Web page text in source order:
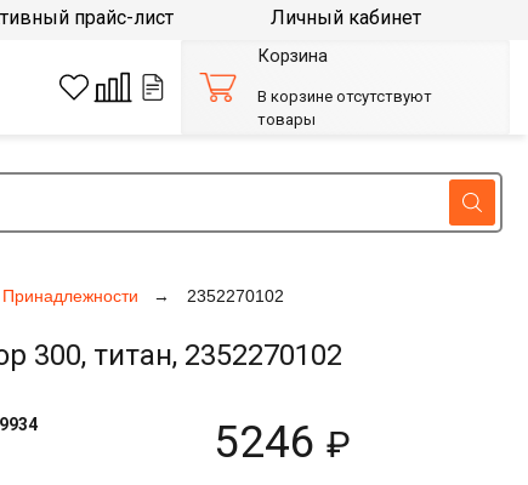
Принадлежности 2352270102
титан, 2352270102
5246 ₽
прайс-лист Личный кабинет
Корзина
В корзине отсутствуют
товары